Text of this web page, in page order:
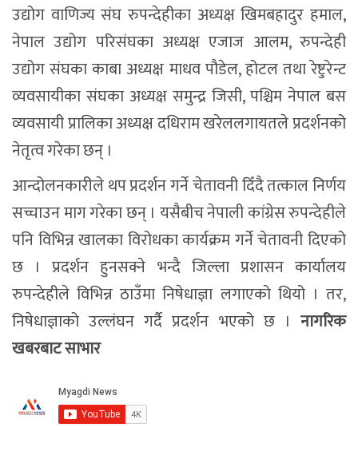
उद्योग वाणिज्य संघ रुपन्देहीका अध्यक्ष खिमबहादुर हमाल,
नेपाल उद्योग परिसंघका अध्यक्ष एजाज आलम, रुपन्देही
उद्योग संघका काबा अध्यक्ष माधव पौडेल, होटल तथा रेष्टुरेन्ट
व्यवसायीका संघका अध्यक्ष समुन्द्र जिसी, पश्चिम नेपाल बस
व्यवसायी प्रालिका अध्यक्ष दधिराम खरेललगायतले प्रदर्शनको
नेतृत्व गरेका छन् ।
आन्दोलनकारीले थप प्रदर्शन गर्ने चेतावनी दिँदै तत्काल निर्णय
सच्चाउन माग गरेका छन् । यसैबीच नेपाली कांग्रेस रुपन्देहीले
पनि विभिन्न खालका विरोधका कार्यक्रम गर्ने चेतावनी दिएको
छ । प्रदर्शन हुनसक्ने भन्दै जिल्ला प्रशासन कार्यालय
रुपन्देहीले विभिन्न ठाउँमा निषेधाज्ञा लगाएको थियो । तर,
निषेधाज्ञाको उल्लंघन गर्दै प्रदर्शन भएको छ । नागरिक
खबरबाट साभार